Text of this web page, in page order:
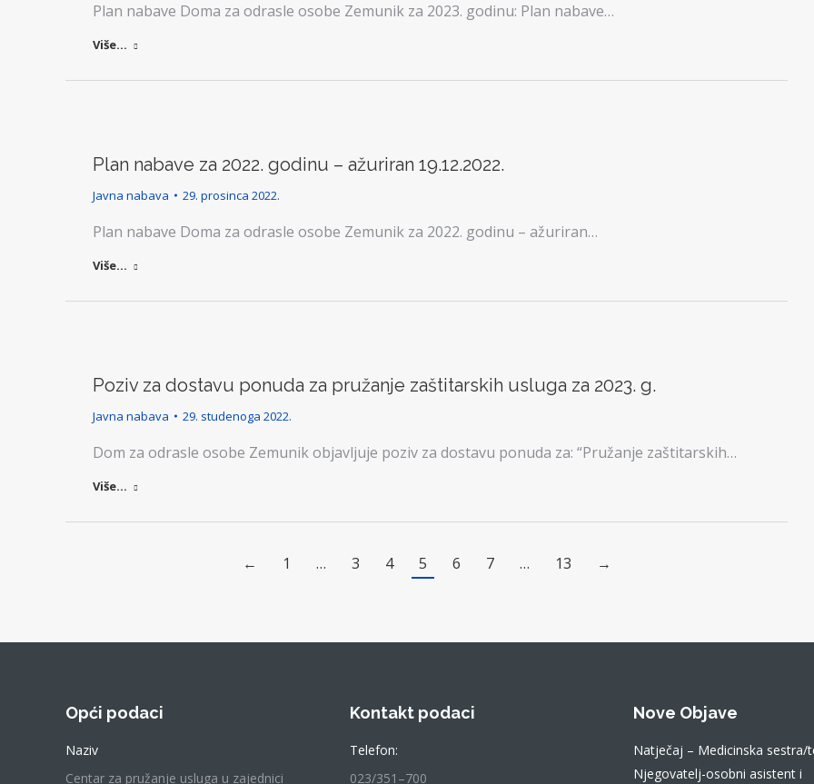
Plan nabave Doma za odrasle osobe Zemunik za 2023. godinu: Plan nabave…
Više...
Plan nabave za 2022. godinu – ažuriran 19.12.2022.
Javna nabava 29. prosinca 2022.
Plan nabave Doma za odrasle osobe Zemunik za 2022. godinu – ažuriran…
Više...
Poziv za dostavu ponuda za pružanje zaštitarskih usluga za 2023. g.
Javna nabava 29. studenoga 2022.
Dom za odrasle osobe Zemunik objavljuje poziv za dostavu ponuda za: “Pružanje zaštitarskih…
Više...
← 1 … 3 4 5 6 7 … 13 →
Opći podaci
Naziv
Centar za pružanje usluga u zajednici
Kontakt podaci
Telefon:
023/351–700
Nove Objave
Natječaj – Medicinska sestra/
Njegovatelj-osobni asistent i